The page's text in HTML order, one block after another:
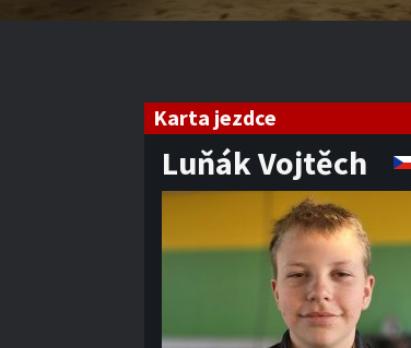
Karta jezdce
Luňák Vojtěch